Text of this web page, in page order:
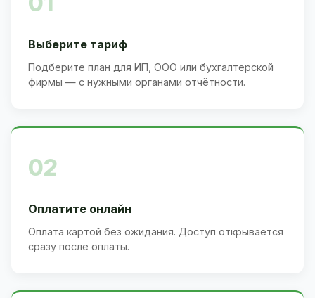
Выберите тариф
Подберите план для ИП, ООО или бухгалтерской
фирмы — с нужными органами отчётности.
02
Оплатите онлайн
Оплата картой без ожидания. Доступ открывается
сразу после оплаты.